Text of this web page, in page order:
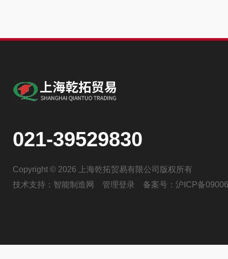
021-39529830
Copyright © 2026 上海乾拓贸易有限公司版权所有
技术支持： 智能制造网 管理登录 备案号： 沪ICP备